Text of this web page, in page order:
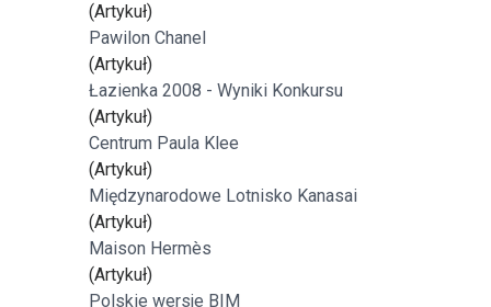
(Artykuł)
Pawilon Chanel
(Artykuł)
Łazienka 2008 - Wyniki Konkursu
(Artykuł)
Centrum Paula Klee
(Artykuł)
Międzynarodowe Lotnisko Kanasai
(Artykuł)
Maison Hermès
(Artykuł)
Polskie wersje BIM